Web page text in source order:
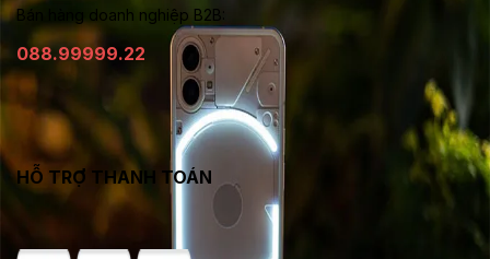
Bán hàng doanh nghiệp B2B:
088.99999.22
HỖ TRỢ THANH TOÁN